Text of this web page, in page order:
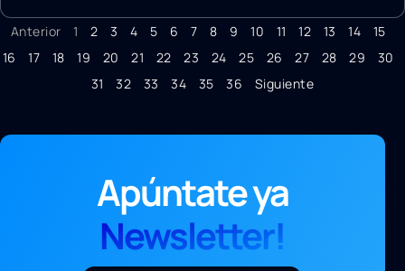
Anterior 1 2 3 4 5 6 7 8 9 10 11 12 13 14
15
16
17 18 19 20 21 22 23 24 25 26 27 28 29
30
31
32 33 34 35 36 Siguiente
Apúntate ya
Newsletter!